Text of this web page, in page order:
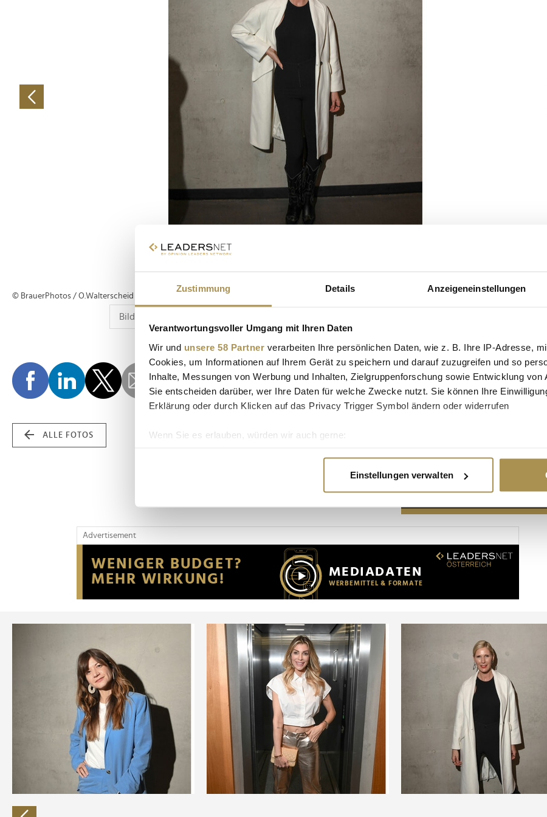
Zustimmung Details Anzeigeneinstellungen
Verantwortungsvoller Umgang mit Ihren Daten
Wir und unsere 58 Partner verarbeiten Ihre persönlichen Daten, wie z. B. Ihre IP-Adresse,
Cookies, um Informationen auf Ihrem Gerät zu speichern und darauf zuzugreifen und so
Inhalte, Messungen von Werbung und Inhalten, Zielgruppenforschung sowie Entwicklung von
Sie entscheiden darüber, wer Ihre Daten für welche Zwecke nutzt. Sie können Ihre
Erklärung oder durch Klicken auf das Privacy Trigger Symbol ändern oder widerrufen
Wenn Sie es erlauben, würden wir auch gerne:
Erfahren Sie mehr darüber, wie Ihre persönlichen Daten verarbeitet werden, und legen Sie
Wir verwenden Cookies, um Inhalte und Anzeigen zu personalisieren, Funktionen für soziale
Website an unsere Partner für soziale Medien, Werbung und Analysen weiter. Unsere Partner
möglicherweise mit weiteren Daten zusammen, die Sie ihnen bereitgestellt haben oder die sie
der Dienste gesammelt haben.
Einstellungen verwalten
© BrauerPhotos / O.Walterscheid
ALLE FOTOS
Advertisement
Advertisement